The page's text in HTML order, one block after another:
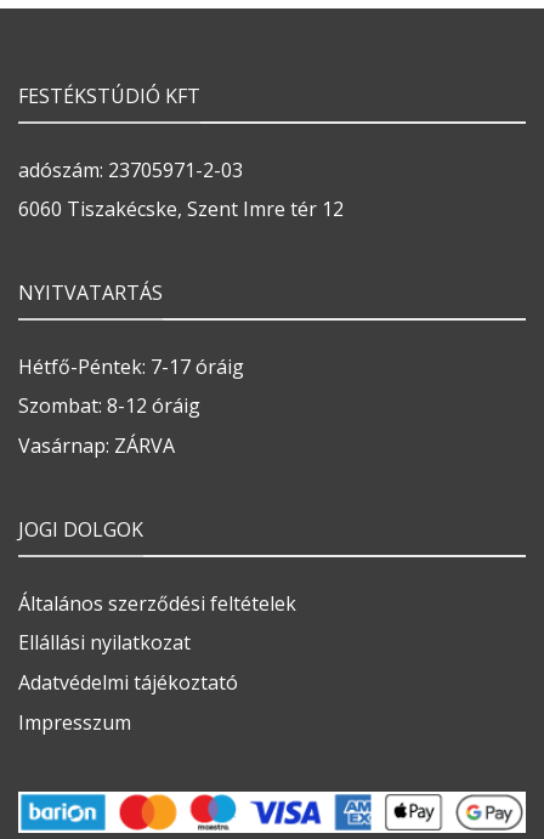
FESTÉKSTÚDIÓ KFT
adószám: 23705971-2-03
6060 Tiszakécske, Szent Imre tér 12
NYITVATARTÁS
Hétfő-Péntek: 7-17 óráig
Szombat: 8-12 óráig
Vasárnap: ZÁRVA
JOGI DOLGOK
Általános szerződési feltételek
Ellállási nyilatkozat
Adatvédelmi tájékoztató
Impresszum